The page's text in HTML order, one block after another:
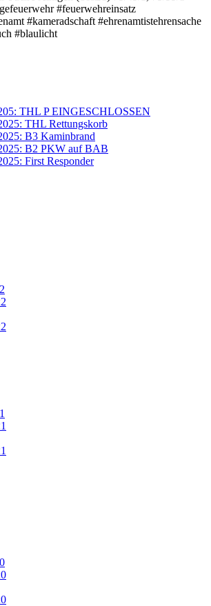
#feuerwehreinsatz
#kameradschaft #ehrenamtistehrensache
#blaulicht
THL P EINGESCHLOSSEN
THL Rettungskorb
B3 Kaminbrand
B2 PKW auf BAB
First Responder